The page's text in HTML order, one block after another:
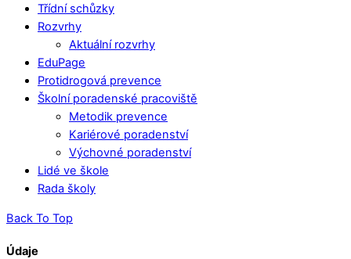
Třídní schůzky
Rozvrhy
Aktuální rozvrhy
EduPage
Protidrogová prevence
Školní poradenské pracoviště
Metodik prevence
Kariérové poradenství
Výchovné poradenství
Lidé ve škole
Rada školy
Back To Top
Údaje